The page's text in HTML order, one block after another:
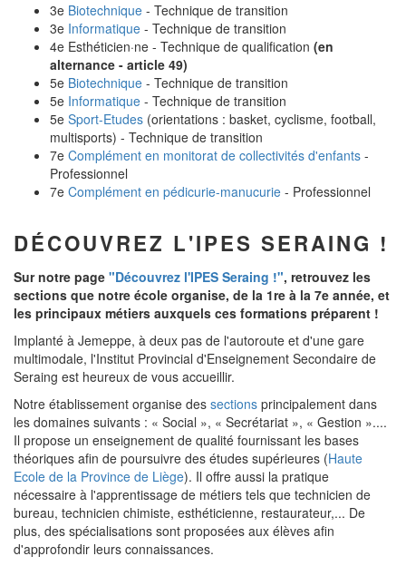
3e Biotechnique - Technique de transition
3e Informatique - Technique de transition
4e Esthéticien·ne - Technique de qualification (en
alternance - article 49)
5e Biotechnique - Technique de transition
5e Informatique - Technique de transition
5e Sport-Etudes (orientations : basket, cyclisme, football,
multisports) - Technique de transition
7e Complément en monitorat de collectivités d'enfants -
Professionnel
7e Complément en pédicurie-manucurie - Professionnel
DÉCOUVREZ L'IPES SERAING !
Sur notre page "Découvrez l'IPES Seraing !", retrouvez les
sections que notre école organise, de la 1re à la 7e année, et
les principaux métiers auxquels ces formations préparent !
Implanté à Jemeppe, à deux pas de l'autoroute et d'une gare
multimodale, l'Institut Provincial d'Enseignement Secondaire de
Seraing est heureux de vous accueillir.
Notre établissement organise des sections principalement dans
les domaines suivants : « Social », « Secrétariat », « Gestion »....
Il propose un enseignement de qualité fournissant les bases
théoriques afin de poursuivre des études supérieures (Haute
Ecole de la Province de Liège). Il offre aussi la pratique
nécessaire à l'apprentissage de métiers tels que technicien de
bureau, technicien chimiste, esthéticienne, restaurateur,... De
plus, des spécialisations sont proposées aux élèves afin
d'approfondir leurs connaissances.